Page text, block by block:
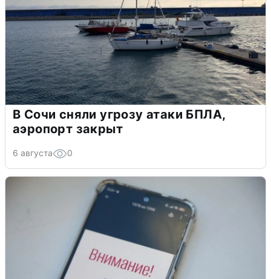
В Сочи сняли угрозу атаки БПЛА,
аэропорт закрыт
6 августа 0